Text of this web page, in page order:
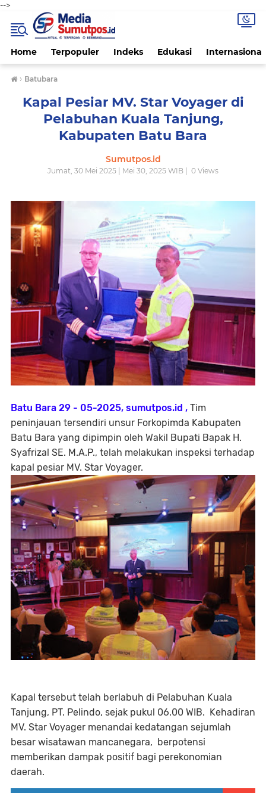
-->
Home Terpopuler Indeks Edukasi Internasional
› Batubara
Kapal Pesiar MV. Star Voyager di
Pelabuhan Kuala Tanjung,
Kabupaten Batu Bara
Sumutpos.id
Jumat, 30 Mei 2025 | Mei 30, 2025 WIB | 0 Views
Batu Bara 29 - 05-2025, sumutpos.id , Tim
peninjauan tersendiri unsur Forkopimda Kabupaten
Batu Bara yang dipimpin oleh Wakil Bupati Bapak H.
Syafrizal SE. M.A.P., telah melakukan inspeksi terhadap
kapal pesiar MV. Star Voyager.
Kapal tersebut telah berlabuh di Pelabuhan Kuala
Tanjung, PT. Pelindo, sejak pukul 06.00 WIB. Kehadiran
MV. Star Voyager menandai kedatangan sejumlah
besar wisatawan mancanegara, berpotensi
memberikan dampak positif bagi perekonomian
daerah.